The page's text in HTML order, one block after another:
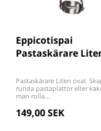
Eppicotispai
Pastaskärare
Pastaskärare Liten oval.
runda pastaplattor eller
man rolla...
149,00 SEK